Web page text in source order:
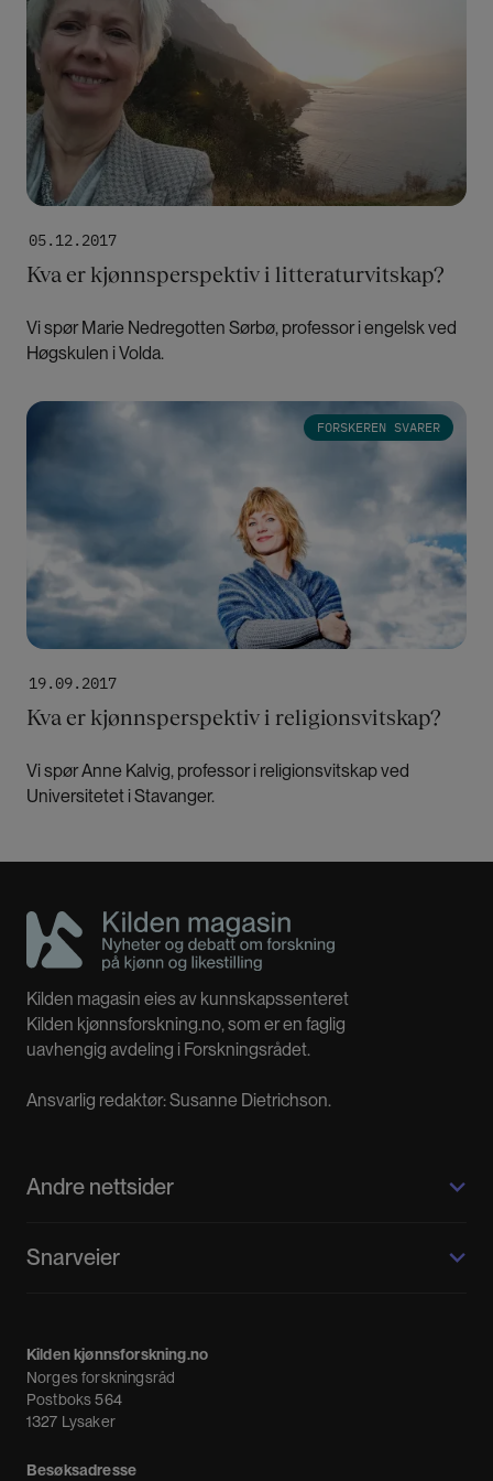
05.12.2017
Kva er kjønnsperspektiv i litteraturvitskap?
Vi spør Marie Nedregotten Sørbø, professor i engelsk ved
Høgskulen i Volda.
19.09.2017
Kva er kjønnsperspektiv i religionsvitskap?
Vi spør Anne Kalvig, professor i religionsvitskap ved
Universitetet i Stavanger.
Bilde
FORSKEREN SVARER
Kilden magasin eies av kunnskapssenteret
Kilden kjønnsforskning.no, som er en faglig
uavhengig avdeling i Forskningsrådet.
Ansvarlig redaktør: Susanne Dietrichson.
Andre nettsider
Kvinnehistorie.no
Snarveier
Nyheter
Nyhetsbrev
Kilden kjønnsforskning.no
Norges forskningsråd
Postboks 564
1327 Lysaker
Besøksadresse